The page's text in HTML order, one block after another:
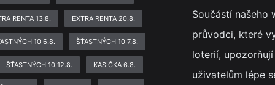
RENTA 13.8. EXTRA RENTA 20.8.
10 6.8. ŠŤASTNÝCH 10 7.8.
ŠŤASTNÝCH 10 12.8. KASIČKA 6.8.
Součástí našeho
průvodci, které
loterií,
uživatelům lépe